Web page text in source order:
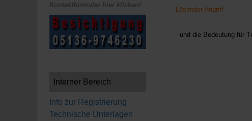
Kontaktformular hier klicken!
Interner Bereich
Info zur Registrierung
Technische Unterlagen
Lösender Angriff
und die Bedeutung für